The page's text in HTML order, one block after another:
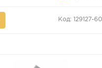
Код: 129127-60